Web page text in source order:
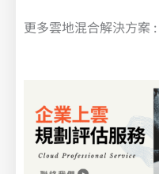
更多雲地混合解決方案 :